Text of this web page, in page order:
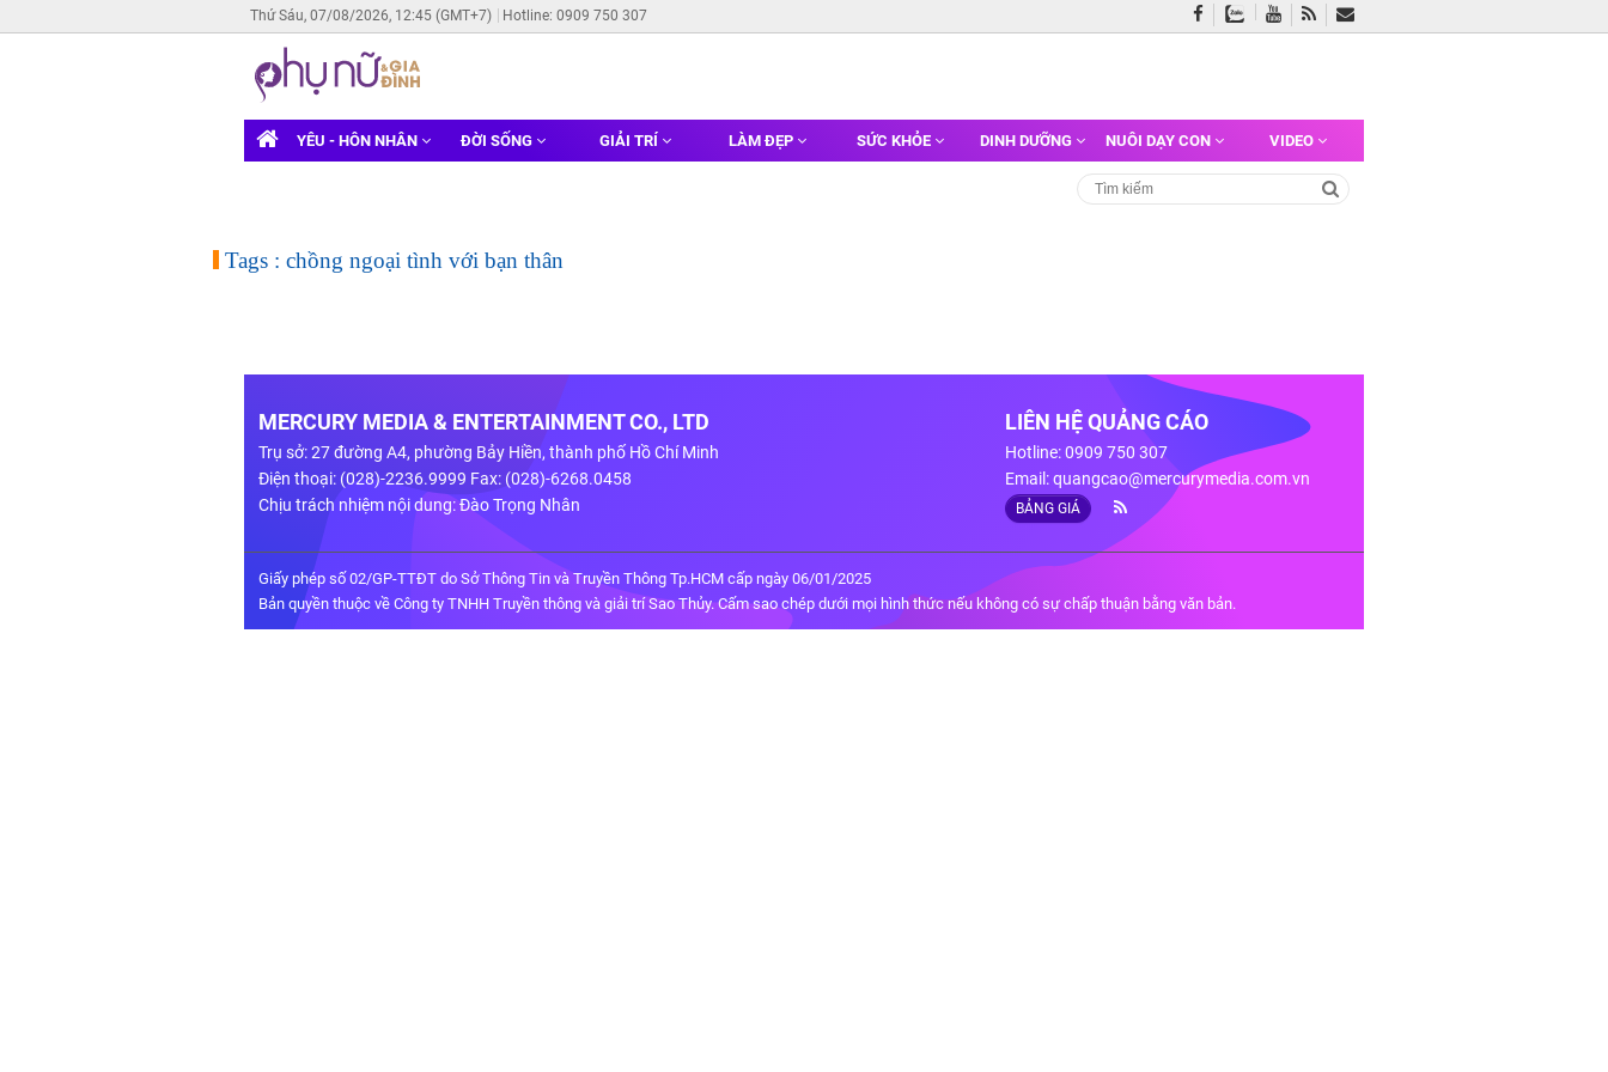
Thứ Sáu, 07/08/2026, 12:45 (GMT+7) Hotline: 0909 750 307
YÊU - HÔN NHÂN ĐỜI SỐNG GIẢI TRÍ LÀM ĐẸP SỨC KHỎE DINH DƯỠNG NUÔI DẠY CON VIDEO
Tags : chồng ngoại tình với bạn thân
MERCURY MEDIA & ENTERTAINMENT CO., LTD
Trụ sở: 27 đường A4, phường Bảy Hiền, thành phố Hồ Chí Minh
Điện thoại: (028)-2236.9999 Fax: (028)-6268.0458
Chịu trách nhiệm nội dung: Đào Trọng Nhân
LIÊN HỆ QUẢNG CÁO
Hotline: 0909 750 307
Email:quangcao@mercurymedia.com.vn
BẢNG GIÁ
Giấy phép số 02/GP-TTĐT do Sở Thông Tin và Truyền Thông Tp.HCM cấp ngày 06/01/2025
Bản quyền thuộc về Công ty TNHH Truyền thông và giải trí Sao Thủy. Cấm sao chép dưới mọi hình thức nếu không có sự chấp thuận bằng văn bản.